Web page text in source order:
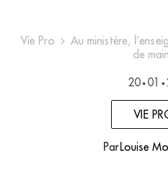
Vie Pro
Au ministère,
de
20 • 01 •
VIE
ParLouise